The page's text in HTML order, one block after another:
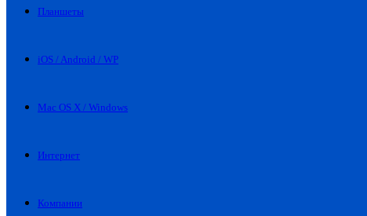
Планшеты
iOS / Android / WP
Mac OS X / Windows
Интернет
Компании